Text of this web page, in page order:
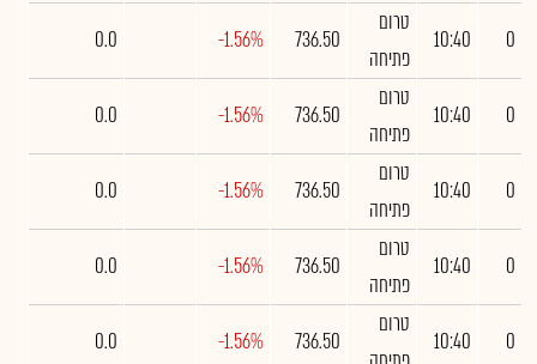
0
10:40
טרום
פתיחה
736.50
-1.56%
0.0
0
10:40
טרום
פתיחה
736.50
-1.56%
0.0
0
10:40
טרום
פתיחה
736.50
-1.56%
0.0
0
10:40
טרום
פתיחה
736.50
-1.56%
0.0
0
10:40
טרום
736.50
-1.56%
0.0